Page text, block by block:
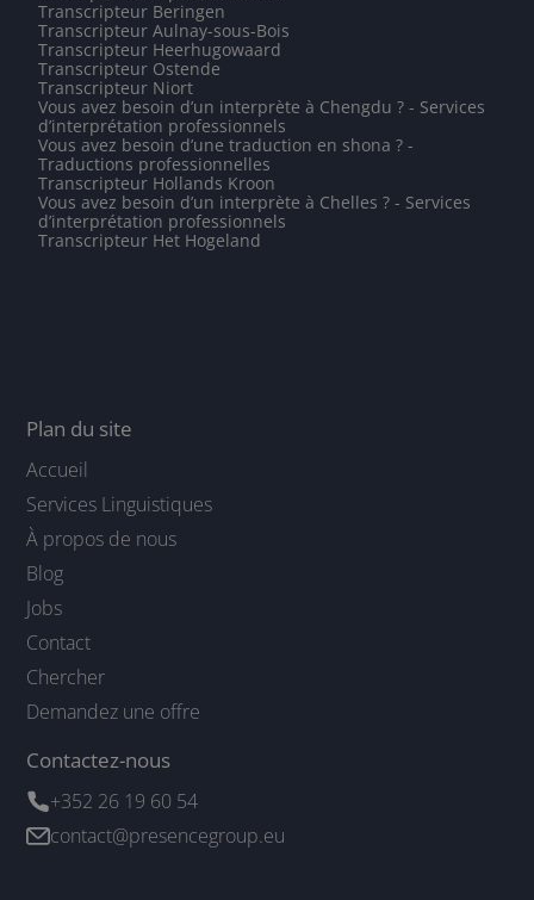
Transcripteur Beringen
Transcripteur Aulnay-sous-Bois
Transcripteur Heerhugowaard
Transcripteur Ostende
Transcripteur Niort
Vous avez besoin d’un interprète à Chengdu ? - Services
d’interprétation professionnels
Vous avez besoin d’une traduction en shona ? -
Traductions professionnelles
Transcripteur Hollands Kroon
Vous avez besoin d’un interprète à Chelles ? - Services
d’interprétation professionnels
Transcripteur Het Hogeland
Plan du site
Accueil
Services Linguistiques
À propos de nous
Blog
Jobs
Contact
Chercher
Demandez une offre
Contactez-nous
+352 26 19 60 54
contact@presencegroup.eu